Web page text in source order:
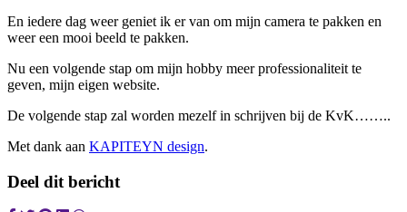
En iedere dag weer geniet ik er van om mijn camera te pakken en
weer een mooi beeld te pakken.
Nu een volgende stap om mijn hobby meer professionaliteit te
geven, mijn eigen website.
De volgende stap zal worden mezelf in schrijven bij de KvK……..
Met dank aan KAPITEYN design.
Deel dit bericht